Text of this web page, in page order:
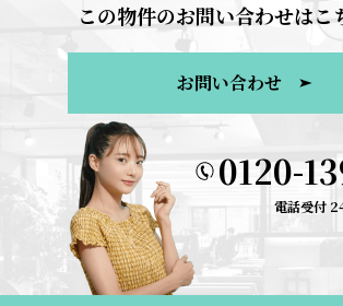
この物件のお問い合わせはこ
お問い合わせ
0120-
電話受付